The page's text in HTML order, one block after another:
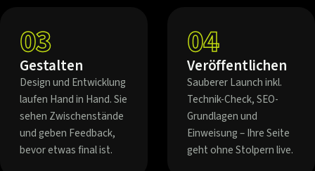
03
Gestalten
Design und Entwicklung
laufen Hand in Hand. Sie
sehen Zwischenstände
und geben Feedback,
bevor etwas final ist.
04
Veröffentlichen
Sauberer Launch inkl.
Technik-Check, SEO-
Grundlagen und
Einweisung – Ihre Seite
geht ohne Stolpern live.